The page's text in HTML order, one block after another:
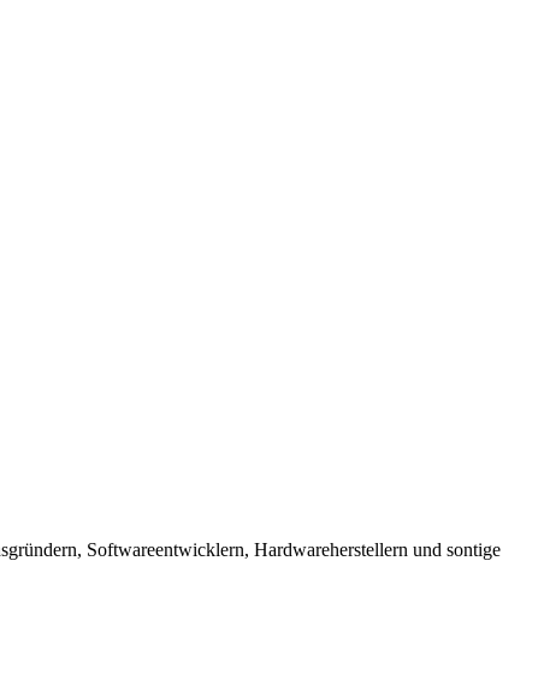
Softwareentwicklern, Hardwareherstellern und sontige